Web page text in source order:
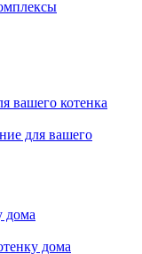
вашего котенка
для вашего
дома
дома